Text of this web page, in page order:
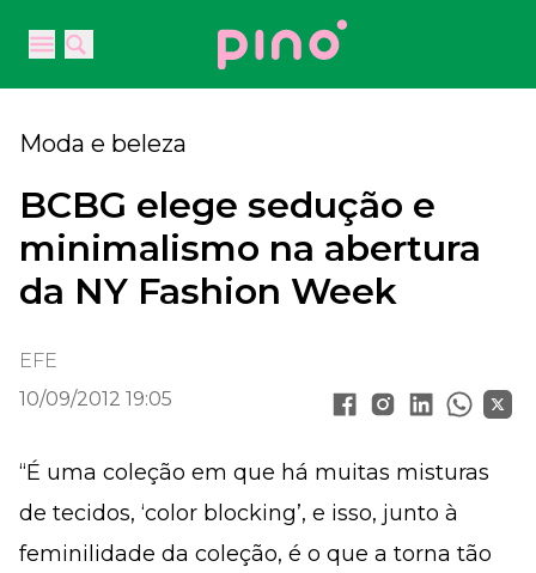
Open main menu
Open main menu
Your Company
Moda e beleza
BCBG elege sedução e
minimalismo na abertura
da NY Fashion Week
EFE
10/09/2012 19:05
“É uma coleção em que há muitas misturas
de tecidos, ‘color blocking’, e isso, junto à
feminilidade da coleção, é o que a torna tão